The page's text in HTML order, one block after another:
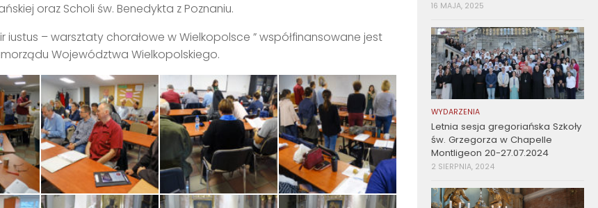
oraz Scholi św. Benedykta z Poznaniu.
iustus – warsztaty chorałowe w Wielkopolsce ” współfinansowane jest
Województwa Wielkopolskiego.
16 MAJA, 2025
WYDARZENIA
Letnia sesja gregoriańska Szkoły
św. Grzegorza w Chapelle
Montligeon 20-27.07.2024
2 SIERPNIA, 2024